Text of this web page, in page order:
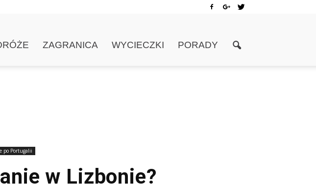
ZAGRANICA WYCIECZKI PORADY
po Portugalii
w Lizbonie?